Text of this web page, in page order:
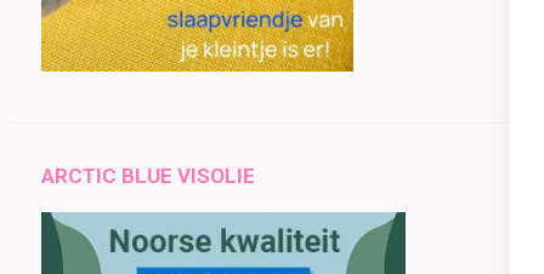
ARCTIC BLUE VISOLIE